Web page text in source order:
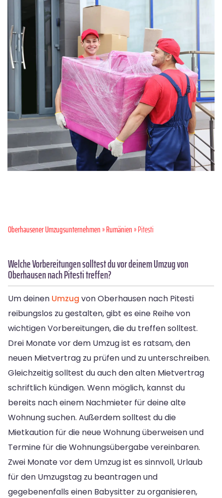
Oberhausener Umzugsunternehmen»Rumänien» Pitesti
Welche Vorbereitungen solltest du vor deinem Umzug von
Oberhausen nach Pitesti treffen?
Um deinen Umzug von Oberhausen nach Pitesti
reibungslos zu gestalten, gibt es eine Reihe von
wichtigen Vorbereitungen, die du treffen solltest.
Drei Monate vor dem Umzug ist es ratsam, den
neuen Mietvertrag zu prüfen und zu unterschreiben.
Gleichzeitig solltest du auch den alten Mietvertrag
schriftlich kündigen. Wenn möglich, kannst du
bereits nach einem Nachmieter für deine alte
Wohnung suchen. Außerdem solltest du die
Mietkaution für die neue Wohnung überweisen und
Termine für die Wohnungsübergabe vereinbaren.
Zwei Monate vor dem Umzug ist es sinnvoll, Urlaub
für den Umzugstag zu beantragen und
gegebenenfalls einen Babysitter zu organisieren,